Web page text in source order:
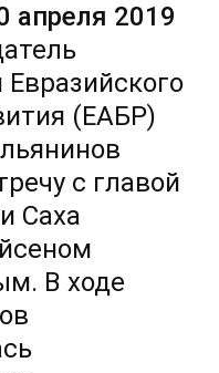
апреля 2019
(ЕАБР)
с главой
Саха
В ходе